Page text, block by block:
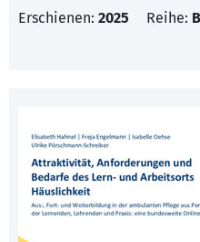
Erschienen: 2025 Reihe: